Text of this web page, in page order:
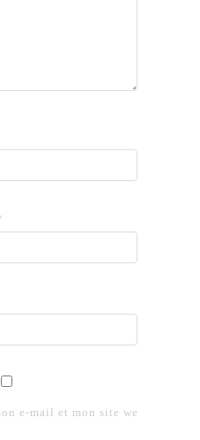
e-mail et mon site web dans le